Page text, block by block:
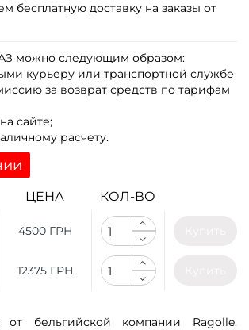
бесплатную доставку на заказы от
можно следующим образом:
курьеру или транспортной службе
за возврат средств по тарифам
сайте;
расчету.
ЦЕНА КОЛ-ВО
4500 ГРН
12375 ГРН
бельгийской компании Ragolle.